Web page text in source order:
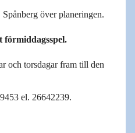
över planeringen.
förmiddagsspel.
och torsdagar fram till den
el. 26642239.